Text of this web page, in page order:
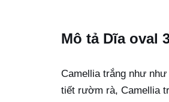
Mô tả Dĩa oval
Camellia trắng như
tiết rườm rà, Camellia